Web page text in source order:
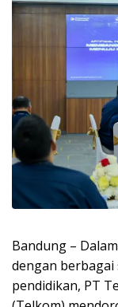
Bandung –
dengan
pendidikan, PT